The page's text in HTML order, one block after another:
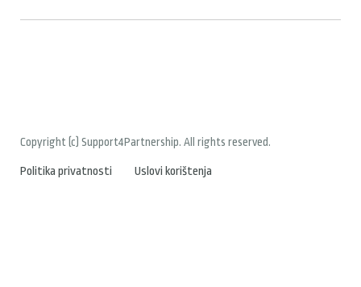
Copyright (c) Support4Partnership. All rights reserved.
Politika privatnosti Uslovi korištenja